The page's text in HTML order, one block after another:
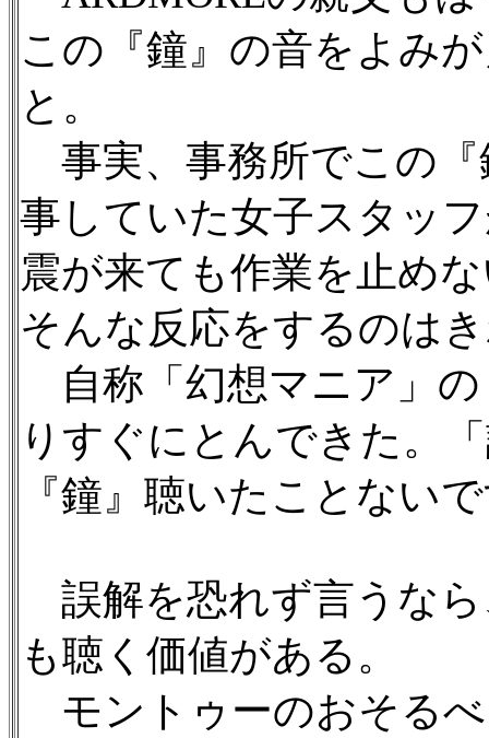
この『鐘』の音をよみ
と。
事実、事務所でこの『
事していた女子スタッ
震が来ても作業を止め
そんな反応をするのは
自称「幻想マニア」
りすぐにとんできた。
『鐘』聴いたことない
誤解を恐れず言うな
も聴く価値がある。
モントゥーのおそる